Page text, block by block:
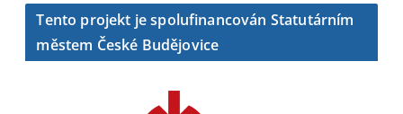
Tento projekt je spolufinancován Statutárním
městem České Budějovice